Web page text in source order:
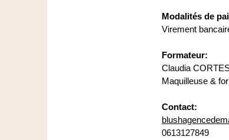
Modalités de
Virement
Formateur:
Claudia
Maquilleuse &
Contact:
0613127849